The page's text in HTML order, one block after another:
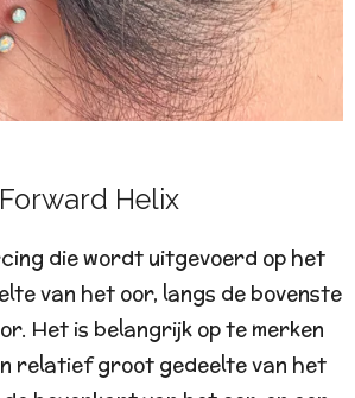
Forward Helix
die wordt uitgevoerd op het
van het oor, langs de bovenste
Het is belangrijk op te merken
relatief groot gedeelte van het